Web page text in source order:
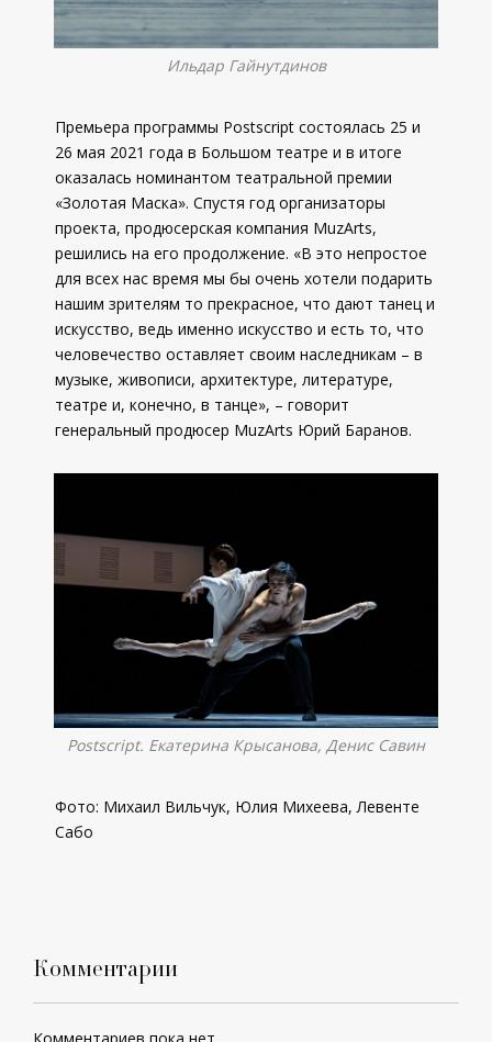
Ильдар Гайнутдинов
Премьера программы Postscript состоялась 25 и
26 мая 2021 года в Большом театре и в итоге
оказалась номинантом театральной премии
«Золотая Маска». Спустя год организаторы
проекта, продюсерская компания MuzArts,
решились на его продолжение. «В это непростое
для всех нас время мы бы очень хотели подарить
нашим зрителям то прекрасное, что дают танец и
искусство, ведь именно искусство и есть то, что
человечество оставляет своим наследникам – в
музыке, живописи, архитектуре, литературе,
театре и, конечно, в танце», – говорит
генеральный продюсер MuzArts Юрий Баранов.
Postscript. Екатерина Крысанова, Денис Савин
Фото: Михаил Вильчук, Юлия Михеева, Левенте
Сабо
Комментарии